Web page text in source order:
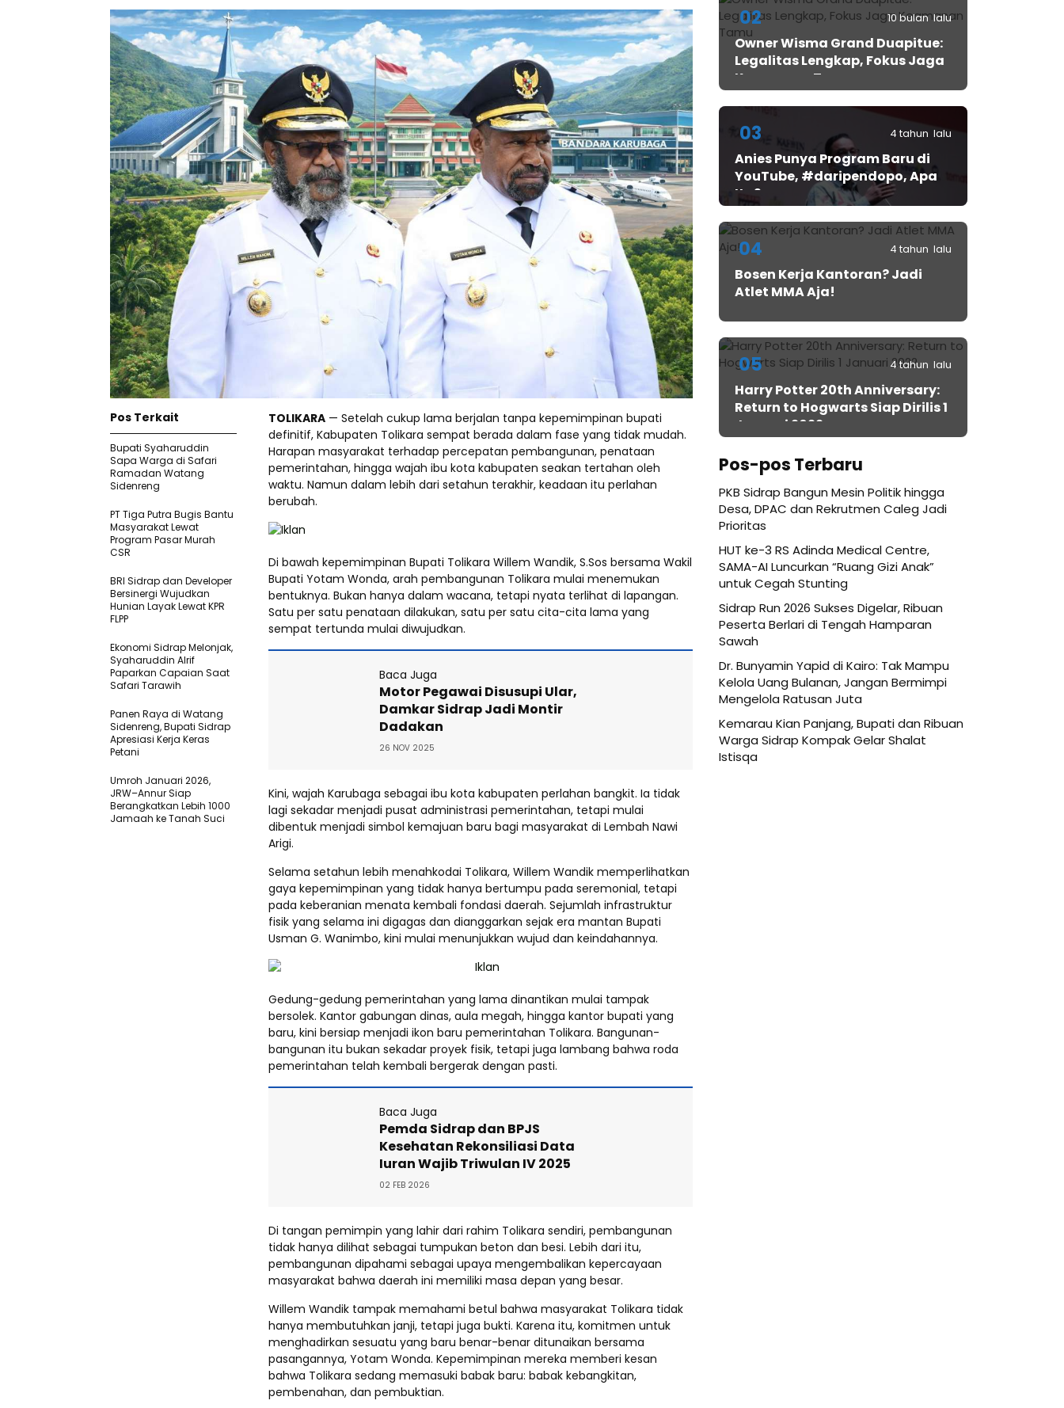
TOLIKARA — Setelah cukup lama berjalan tanpa kepemimpinan bupati
definitif, Kabupaten Tolikara sempat berada dalam fase yang tidak mudah.
Harapan masyarakat terhadap percepatan pembangunan, penataan
pemerintahan, hingga wajah ibu kota kabupaten seakan tertahan oleh
waktu. Namun dalam lebih dari setahun terakhir, keadaan itu perlahan
berubah.
Di bawah kepemimpinan Bupati Tolikara Willem Wandik, S.Sos bersama Wakil
Bupati Yotam Wonda, arah pembangunan Tolikara mulai menemukan
bentuknya. Bukan hanya dalam wacana, tetapi nyata terlihat di lapangan.
Satu per satu penataan dilakukan, satu per satu cita-cita lama yang
sempat tertunda mulai diwujudkan.
Baca Juga
Motor Pegawai Disusupi Ular,
Damkar Sidrap Jadi Montir
Dadakan
26 NOV 2025
Kini, wajah Karubaga sebagai ibu kota kabupaten perlahan bangkit. Ia tidak
lagi sekadar menjadi pusat administrasi pemerintahan, tetapi mulai
dibentuk menjadi simbol kemajuan baru bagi masyarakat di Lembah Nawi
Arigi.
Selama setahun lebih menahkodai Tolikara, Willem Wandik memperlihatkan
gaya kepemimpinan yang tidak hanya bertumpu pada seremonial, tetapi
pada keberanian menata kembali fondasi daerah. Sejumlah infrastruktur
fisik yang selama ini digagas dan dianggarkan sejak era mantan Bupati
Usman G. Wanimbo, kini mulai menunjukkan wujud dan keindahannya.
Gedung-gedung pemerintahan yang lama dinantikan mulai tampak
bersolek. Kantor gabungan dinas, aula megah, hingga kantor bupati yang
baru, kini bersiap menjadi ikon baru pemerintahan Tolikara. Bangunan-
bangunan itu bukan sekadar proyek fisik, tetapi juga lambang bahwa roda
pemerintahan telah kembali bergerak dengan pasti.
Baca Juga
Pemda Sidrap dan BPJS
Kesehatan Rekonsiliasi Data
Iuran Wajib Triwulan IV 2025
02 FEB 2026
Di tangan pemimpin yang lahir dari rahim Tolikara sendiri, pembangunan
tidak hanya dilihat sebagai tumpukan beton dan besi. Lebih dari itu,
pembangunan dipahami sebagai upaya mengembalikan kepercayaan
masyarakat bahwa daerah ini memiliki masa depan yang besar.
Willem Wandik tampak memahami betul bahwa masyarakat Tolikara tidak
hanya membutuhkan janji, tetapi juga bukti. Karena itu, komitmen untuk
menghadirkan sesuatu yang baru benar-benar ditunaikan bersama
pasangannya, Yotam Wonda. Kepemimpinan mereka memberi kesan
bahwa Tolikara sedang memasuki babak baru: babak kebangkitan,
pembenahan, dan pembuktian.
Pos Terkait
Bupati Syaharuddin
Sapa Warga di Safari
Ramadan Watang
Sidenreng
PT Tiga Putra Bugis Bantu
Masyarakat Lewat
Program Pasar Murah
CSR
BRI Sidrap dan Developer
Bersinergi Wujudkan
Hunian Layak Lewat KPR
FLPP
Ekonomi Sidrap Melonjak,
Syaharuddin Alrif
Paparkan Capaian Saat
Safari Tarawih
Panen Raya di Watang
Sidenreng, Bupati Sidrap
Apresiasi Kerja Keras
Petani
Umroh Januari 2026,
JRW–Annur Siap
Berangkatkan Lebih 1000
Jamaah ke Tanah Suci
02 10 bulan lalu
Owner Wisma Grand Duapitue:
Legalitas Lengkap, Fokus Jaga
Keamanan Tamu
03 4 tahun lalu
Anies Punya Program Baru di
YouTube, #daripendopo, Apa
Itu?
04 4 tahun lalu
Bosen Kerja Kantoran? Jadi
Atlet MMA Aja!
05 4 tahun lalu
Harry Potter 20th Anniversary:
Return to Hogwarts Siap Dirilis 1
Januari 2022
Pos-pos Terbaru
PKB Sidrap Bangun Mesin Politik hingga
Desa, DPAC dan Rekrutmen Caleg Jadi
Prioritas
HUT ke-3 RS Adinda Medical Centre,
SAMA-AI Luncurkan “Ruang Gizi Anak”
untuk Cegah Stunting
Sidrap Run 2026 Sukses Digelar, Ribuan
Peserta Berlari di Tengah Hamparan
Sawah
Dr. Bunyamin Yapid di Kairo: Tak Mampu
Kelola Uang Bulanan, Jangan Bermimpi
Mengelola Ratusan Juta
Kemarau Kian Panjang, Bupati dan Ribuan
Warga Sidrap Kompak Gelar Shalat
Istisqa